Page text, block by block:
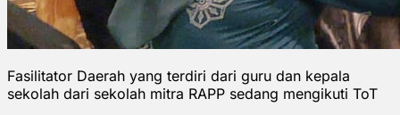
Fasilitator Daerah yang terdiri dari guru dan kepala
sekolah dari sekolah mitra RAPP sedang mengikuti ToT